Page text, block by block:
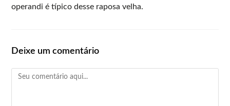
operandi é típico desse raposa velha.
Deixe um comentário